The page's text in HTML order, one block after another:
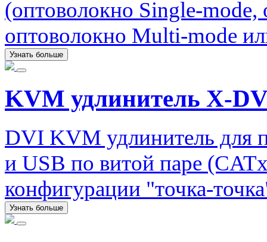
(оптоволокно Single-
оптоволокно Multi-mode
Узнать больше
KVM удлинитель X-
DVI KVM удлинитель для
и USB по витой паре
конфигурации "точка-
Узнать больше